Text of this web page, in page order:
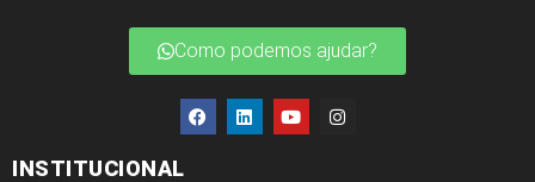
Como podemos ajudar?
INSTITUCIONAL